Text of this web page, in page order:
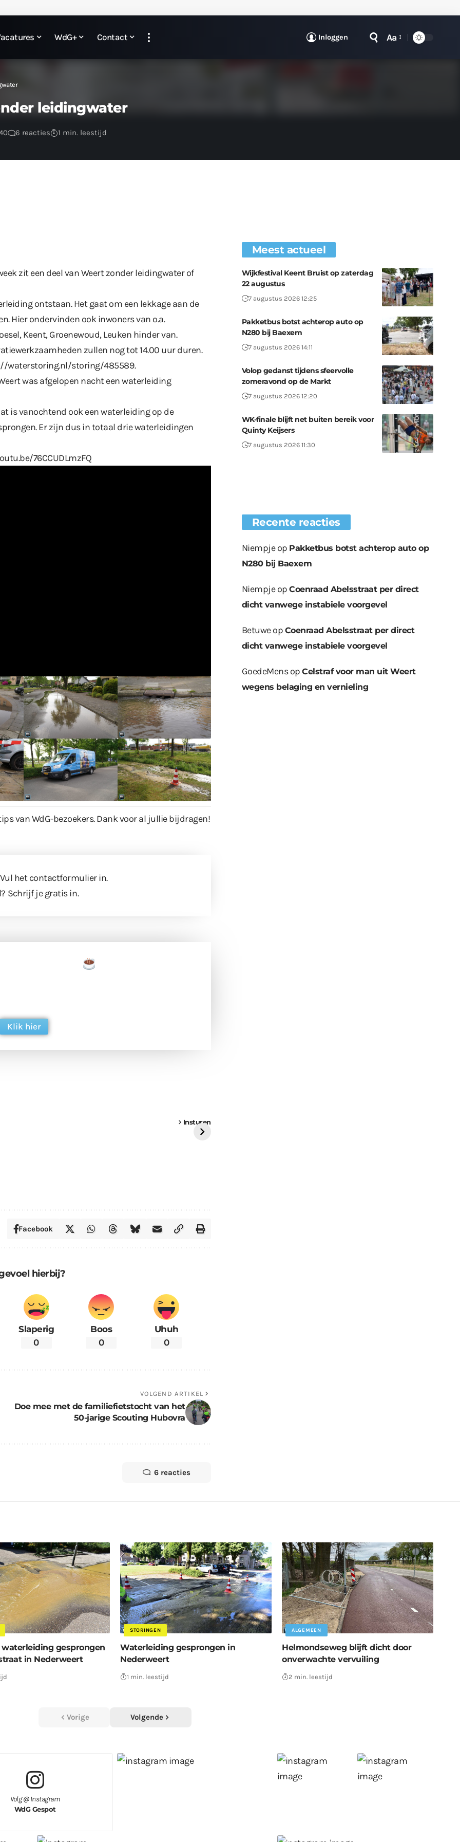
WdG+ Contact Inloggen Aa
leidingwater
6 reacties 1 min. leestijd
zit een deel van Weert zonder leidingwater of
ontstaan. Het gaat om een lekkage aan de
Hier ondervinden ook inwoners van o.a.
Keent, Groenewoud, Leuken hinder van.
zullen nog tot 14.00 uur duren.
waterstoring.nl/storing/485589.
was afgelopen nacht een waterleiding
is vanochtend ook een waterleiding op de
Er zijn dus in totaal drie waterleidingen
76CCUDLmzFQ
van WdG-bezoekers. Dank voor al jullie bijdragen!
het contactformulierin.
Schrijf je gratis in.
Klik hier
Insturen
Facebook
hierbij?
Slaperig
0
Boos
0
Uhuh
0
VOLGEND ARTIKEL
Doe mee met de familiefietstocht van het
50-jarige Scouting Hubovra
6 reacties
Meest actueel
Wijkfestival Keent Bruist op zaterdag
22 augustus
7 augustus 2026 12:25
Pakketbus botst achterop auto op
N280 bij Baexem
7 augustus 2026 14:11
Volop gedanst tijdens sfeervolle
zomeravond op de Markt
7 augustus 2026 12:20
WK-finale blijft net buiten bereik voor
Quinty Keijsers
7 augustus 2026 11:30
Recente reacties
Niempjeop Pakketbus botst achterop auto op
N280 bij Baexem
NiempjeopCoenraad Abelsstraat per direct
dicht vanwege instabiele voorgevel
Betuweop Coenraad Abelsstraat per direct
dicht vanwege instabiele voorgevel
GoedeMensopCelstraf voor man uit Weert
wegens belaging en vernieling
gesprongen
in Nederweert
STORINGEN
Waterleiding gesprongen in
Nederweert
1 min. leestijd
ALGEMEEN
Helmondseweg blijft dicht door
onverwachte vervuiling
2 min. leestijd
Vorige Volgende
Volg @ Instagram
WdG Gespot